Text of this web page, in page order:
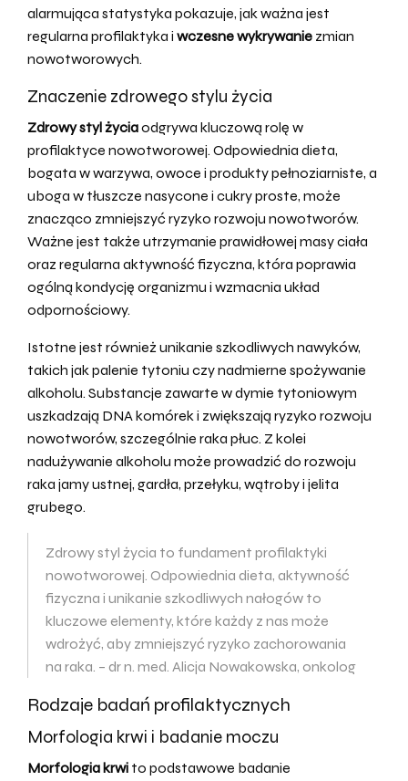
alarmująca statystyka pokazuje, jak ważna jest
regularna profilaktyka i wczesne wykrywanie zmian
nowotworowych.
Znaczenie zdrowego stylu życia
Zdrowy styl życiaodgrywa kluczową rolę w
profilaktyce nowotworowej. Odpowiednia dieta,
bogata w warzywa, owoce i produkty pełnoziarniste, a
uboga w tłuszcze nasycone i cukry proste, może
znacząco zmniejszyć ryzyko rozwoju nowotworów.
Ważne jest także utrzymanie prawidłowej masy ciała
oraz regularna aktywność fizyczna, która poprawia
ogólną kondycję organizmu i wzmacnia układ
odpornościowy.
Istotne jest również unikanie szkodliwych nawyków,
takich jak palenie tytoniu czy nadmierne spożywanie
alkoholu. Substancje zawarte w dymie tytoniowym
uszkadzają DNA komórek i zwiększają ryzyko rozwoju
nowotworów, szczególnie raka płuc. Z kolei
nadużywanie alkoholu może prowadzić do rozwoju
raka jamy ustnej, gardła, przełyku, wątroby i jelita
grubego.
Zdrowy styl życia to fundament profilaktyki
nowotworowej. Odpowiednia dieta, aktywność
fizyczna i unikanie szkodliwych nałogów to
kluczowe elementy, które każdy z nas może
wdrożyć, aby zmniejszyć ryzyko zachorowania
na raka. – dr n. med. Alicja Nowakowska, onkolog
Rodzaje badań profilaktycznych
Morfologia krwi i badanie moczu
Morfologia krwi to podstawowe badanie